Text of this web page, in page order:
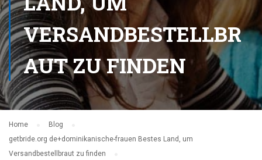
VERSANDBESTELLBR
AUT ZU FINDEN
Home
Blog
getbride.org de+dominikanische-frauen Bestes Land, um
Versandbestellbraut zu finden